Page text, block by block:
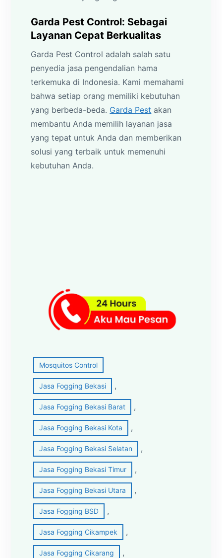
Garda Pest Control: Sebagai
Layanan Cepat Berkualitas
Garda Pest Control adalah salah satu
penyedia jasa pengendalian hama
terkemuka di Indonesia. Kami memahami
bahwa setiap orang memiliki kebutuhan
yang berbeda-beda. Garda Pest akan
membantu Anda memilih layanan jasa
yang tepat untuk Anda dan memberikan
solusi yang terbaik untuk memenuhi
kebutuhan Anda.
Mosquitos Control
Jasa Fogging Bekasi ,
Jasa Fogging Bekasi Barat ,
Jasa Fogging Bekasi Kota ,
Jasa Fogging Bekasi Selatan ,
Jasa Fogging Bekasi Timur ,
Jasa Fogging Bekasi Utara ,
Jasa Fogging BSD ,
Jasa Fogging Cikampek ,
Jasa Fogging Cikarang ,